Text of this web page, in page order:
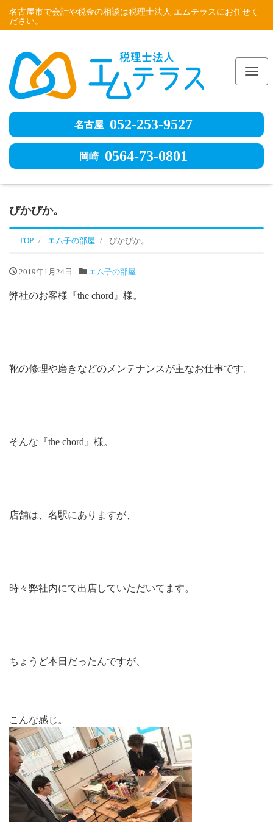
名古屋市で会計や税金の相談は税理士法人 エムテラスにお任せく
ださい。
名古屋 052-253-9527
岡崎 0564-73-0801
ぴかぴか。
TOP エム子の部屋 ぴかぴか。
2019年1月24日 エム子の部屋
弊社のお客様『the chord』様。
靴の修理や磨きなどのメンテナンスが主なお仕事です。
そんな『the chord』様。
店舗は、名駅にありますが、
時々弊社内にて出店していただいてます。
ちょうど本日だったんですが、
こんな感じ。